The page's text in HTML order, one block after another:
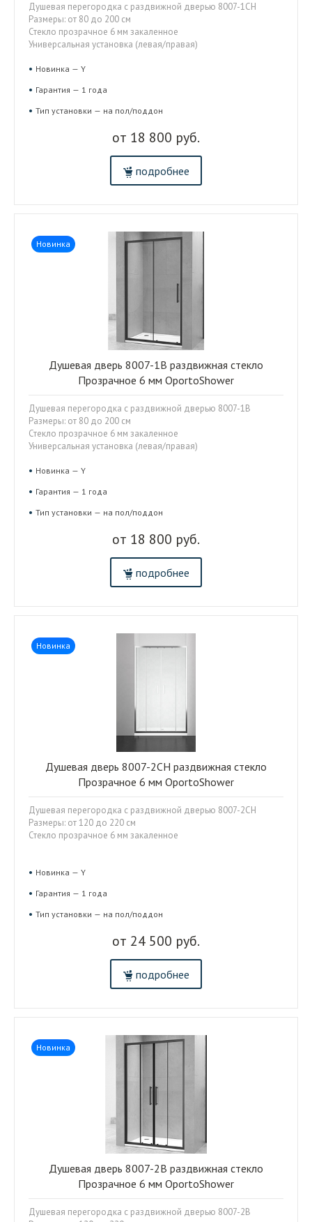
от 18 800 руб.
подробнее
Душевая перегородка с раздвижной дверью 8007-1CH
Размеры: от 80 до 200 см
Стекло прозрачное 6 мм закаленное
Универсальная установка (левая/правая)
Новинка — Y
Гарантия — 1 года
Тип установки — на пол/поддон
Новинка
от 18 800 руб.
подробнее
Душевая дверь 8007-1B раздвижная стекло
Прозрачное 6 мм OportoShower
Душевая перегородка с раздвижной дверью 8007-1B
Размеры: от 80 до 200 см
Стекло прозрачное 6 мм закаленное
Универсальная установка (левая/правая)
Новинка — Y
Гарантия — 1 года
Тип установки — на пол/поддон
Новинка
от 24 500 руб.
подробнее
Душевая дверь 8007-2CH раздвижная стекло
Прозрачное 6 мм OportoShower
Душевая перегородка с раздвижной дверью 8007-2CH
Размеры: от 120 до 220 см
Стекло прозрачное 6 мм закаленное
Новинка — Y
Гарантия — 1 года
Тип установки — на пол/поддон
Новинка
Душевая дверь 8007-2B раздвижная стекло
Прозрачное 6 мм OportoShower
Душевая перегородка с раздвижной дверью 8007-2B